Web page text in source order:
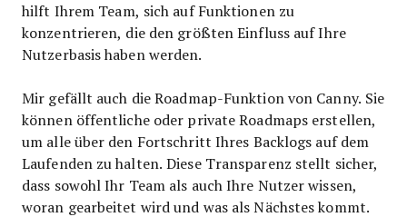
hilft Ihrem Team, sich auf Funktionen zu
konzentrieren, die den größten Einfluss auf Ihre
Nutzerbasis haben werden.​
Mir gefällt auch die Roadmap-Funktion von Canny. Sie
können öffentliche oder private Roadmaps erstellen,
um alle über den Fortschritt Ihres Backlogs auf dem
Laufenden zu halten. Diese Transparenz stellt sicher,
dass sowohl Ihr Team als auch Ihre Nutzer wissen,
woran gearbeitet wird und was als Nächstes kommt.